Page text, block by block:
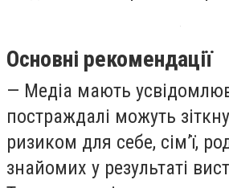
Основні рекомендації
— Медіа мають
постраждалі можуть
ризиком для себе, сім’ї,
знайомих у результаті